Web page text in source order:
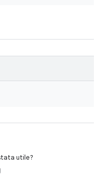
utile?